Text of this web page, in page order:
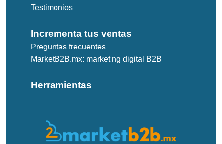
Testimonios
Incrementa tus ventas
Preguntas frecuentes
MarketB2B.mx: marketing digital B2B
Herramientas